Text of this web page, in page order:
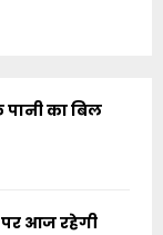
पानी का बिल
पर आज रहेगी